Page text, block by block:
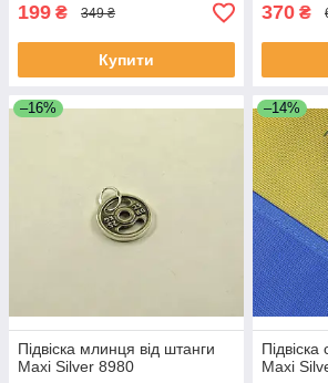
199 ₴ 349 ₴
Купити
370 ₴
–16%
Підвіска млинця від штанги
Maxi Silver 8980
–14%
Maxi